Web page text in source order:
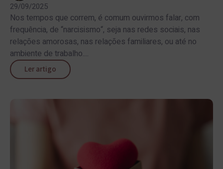
29/09/2025
Nos tempos que correm, é comum ouvirmos falar, com
frequência, de “narcisismo“, seja nas redes sociais, nas
relações amorosas, nas relações familiares, ou até no
ambiente de trabalho....
Ler artigo